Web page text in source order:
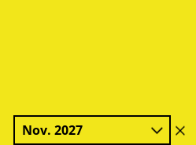
löschen
Nov. 2027